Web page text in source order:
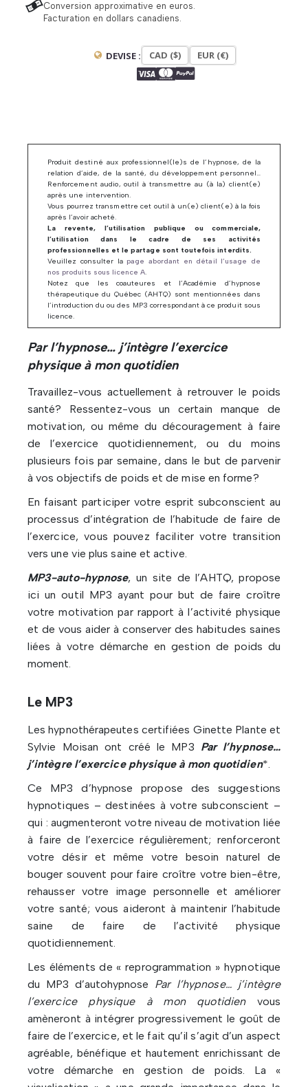
Conversion approximative en euros.
Facturation en dollars canadiens.
DEVISE : CAD ($) EUR (€)
Produit destiné aux professionnel(le)s de l’hypnose, de la
relation d’aide, de la santé, du développement personnel…
Renforcement audio, outil à transmettre au (à la) client(e)
après une intervention.
Vous pourrez transmettre cet outil à un(e) client(e) à la fois
après l’avoir acheté.
La revente, l’utilisation publique ou commerciale,
l’utilisation dans le cadre de ses activités
professionnelles et le partage sont toutefois interdits.
Veuillez consulter la page abordant en détail l’usage de
nos produits sous licence A.
Notez que les coauteures et l’Académie d’hypnose
thérapeutique du Québec (AHTQ) sont mentionnées dans
l’introduction du ou des MP3 correspondant à ce produit sous
licence.
Par l’hypnose… j’intègre l’exercice
physique à mon quotidien
Travaillez-vous actuellement à retrouver le poids
santé? Ressentez-vous un certain manque de
motivation, ou même du découragement à faire
de l’exercice quotidiennement, ou du moins
plusieurs fois par semaine, dans le but de parvenir
à vos objectifs de poids et de mise en forme?
En faisant participer votre esprit subconscient au
processus d’intégration de l’habitude de faire de
l’exercice, vous pouvez faciliter votre transition
vers une vie plus saine et active.
MP3-auto-hypnose, un site de l’AHTQ, propose
ici un outil MP3 ayant pour but de faire croître
votre motivation par rapport à l’activité physique
et de vous aider à conserver des habitudes saines
liées à votre démarche en gestion de poids du
moment.
Le MP3
Les hypnothérapeutes certifiées Ginette Plante et
Sylvie Moisan ont créé le MP3 Par l’hypnose…
j’intègre l’exercice physique à mon quotidien*.
Ce MP3 d’hypnose propose des suggestions
hypnotiques – destinées à votre subconscient –
qui : augmenteront votre niveau de motivation liée
à faire de l’exercice régulièrement; renforceront
votre désir et même votre besoin naturel de
bouger souvent pour faire croître votre bien-être,
rehausser votre image personnelle et améliorer
votre santé; vous aideront à maintenir l’habitude
saine de faire de l’activité physique
quotidiennement.
Les éléments de « reprogrammation » hypnotique
du MP3 d’autohypnose Par l’hypnose… j’intègre
l’exercice physique à mon quotidienvous
amèneront à intégrer progressivement le goût de
faire de l’exercice, et le fait qu’il s’agit d’un aspect
agréable, bénéfique et hautement enrichissant de
votre démarche en gestion de poids. La «